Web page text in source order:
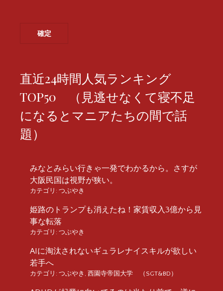
直近24時間人気ランキング
TOP50 （見逃せなくて寝不足
になるとマニアたちの間で話
題）
みなとみらい行きゃ一発でわかるから。さすが
大阪民国は視野が狭い。
カテゴリ: つぶやき
姫路のトランプも消えたね！家賃収入3億から見
事な転落
カテゴリ: つぶやき
AIに淘汰されないギュラレナイスキルが欲しい
若手へ
カテゴリ: つぶやき 西園寺帝国大学 （SGT&BD）